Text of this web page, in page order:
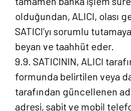
olduğundan, ALICI, olası
SATICI’yı sorumlu
beyan ve taahhüt eder.
9.9. SATICININ, ALICI
formunda belirtilen veya
tarafından güncellenen
adresi, sabit ve mobil